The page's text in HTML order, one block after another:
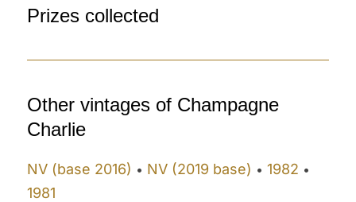
Prizes collected
Other vintages of Champagne
Charlie
NV (base 2016) • NV (2019 base) •1982 •
1981